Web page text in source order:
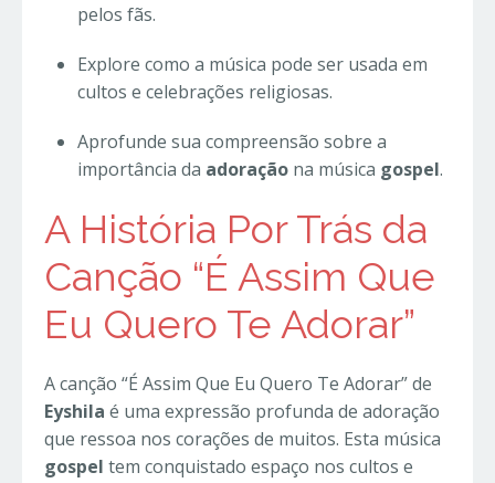
pelos fãs.
Explore como a música pode ser usada em
cultos e celebrações religiosas.
Aprofunde sua compreensão sobre a
importância da adoração na música gospel.
A História Por Trás da
Canção “É Assim Que
Eu Quero Te Adorar”
A canção “É Assim Que Eu Quero Te Adorar” de
Eyshila é uma expressão profunda de adoração
que ressoa nos corações de muitos. Esta música
gospel tem conquistado espaço nos cultos e